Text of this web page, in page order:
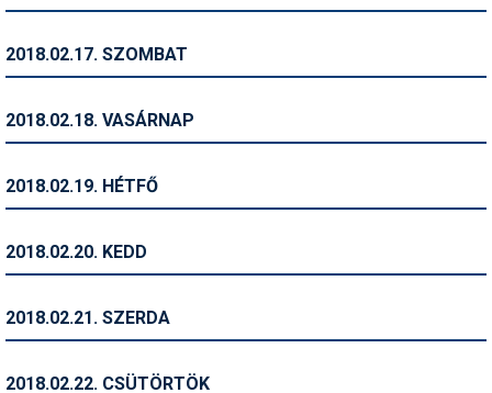
2018.02.17. SZOMBAT
2018.02.18. VASÁRNAP
2018.02.19. HÉTFŐ
2018.02.20. KEDD
2018.02.21. SZERDA
2018.02.22. CSÜTÖRTÖK